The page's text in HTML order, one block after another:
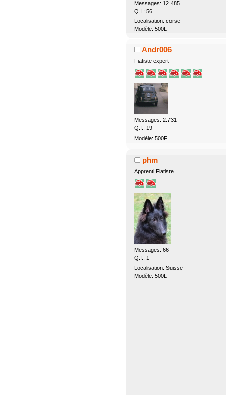
Messages: 12.485
Q.I.: 56
Localisation: corse
Modèle: 500L
Andr006
Fiatiste expert
Messages: 2.731
Q.I.: 19
Modèle: 500F
phm
Apprenti Fiatiste
Messages: 66
Q.I.: 1
Localisation: Suisse
Modèle: 500L